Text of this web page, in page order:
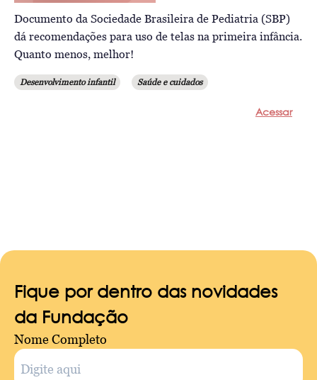
Documento da Sociedade Brasileira de Pediatria (SBP)
dá recomendações para uso de telas na primeira infância.
Quanto menos, melhor!
Desenvolvimento infantil Saúde e cuidados
Acessar
Fique por dentro das novidades
da Fundação
Nome Completo